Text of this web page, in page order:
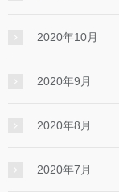
2020年10月
2020年9月
2020年8月
2020年7月